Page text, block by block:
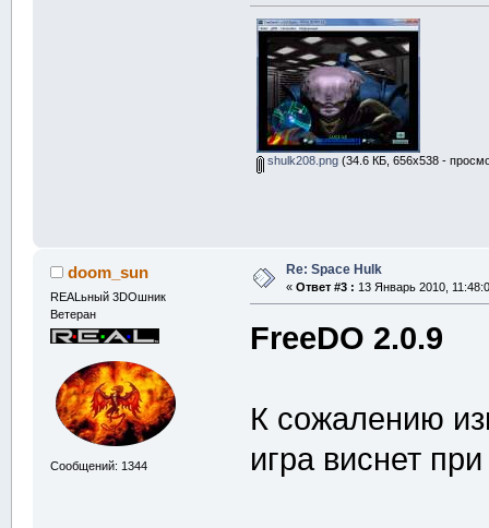
shulk208.png(34.6 КБ, 656x538 -
doom_sun
REALьный 3DOшник
Ветеран
Сообщений: 1344
Re: Space Hulk
« Ответ #3 : 13 Январь 2010,
FreeDO 2.0.9
К сожалению
игра виснет